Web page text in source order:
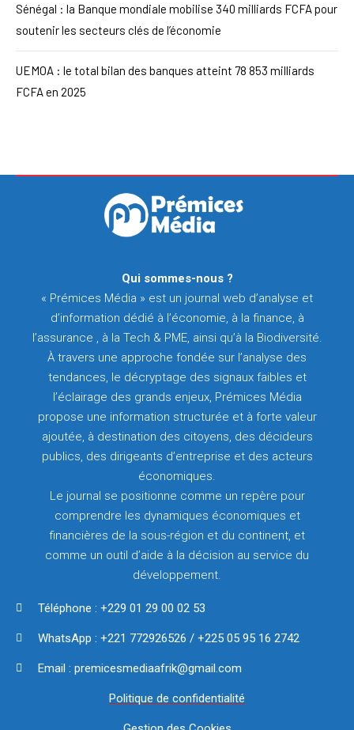
Sénégal : la Banque mondiale mobilise 340 milliards FCFA pour
soutenir les secteurs clés de l’économie
UEMOA : le total bilan des banques atteint 78 853 milliards
FCFA en 2025
Qui sommes-nous ?
« Prémices Média » est un journal web d’analyse et
d’information dédié à l’économie, à la finance, à
l’assurance , à la Tech & PME, ainsi qu’à la Biodiversité.
À travers une approche fondée sur l’analyse des
tendances, le décryptage des signaux faibles et
l’éclairage des grands enjeux, Prémices Média
propose une information structurée et à forte valeur
ajoutée, à destination des citoyens, des décideurs
publics, des dirigeants d’entreprise et des acteurs
économiques.
Le journal se positionne comme un repère pour
comprendre les dynamiques économiques et
financières de la sous-région et du continent, et
comme un outil d’aide à la décision au service du
développement.
Téléphone : +229 01 29 00 02 53
WhatsApp : +221 772926526 / +225 05 95 16 2742
Email : premicesmediaafrik@gmail.com
Politique de confidentialité